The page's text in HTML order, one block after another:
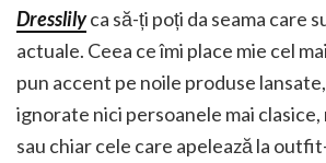
Dresslilyca să-ți poți da seama care
actuale. Ceea ce îmi place mie cel
pun accent pe noile produse
ignorate nici persoanele mai
sau chiar cele care apelează la